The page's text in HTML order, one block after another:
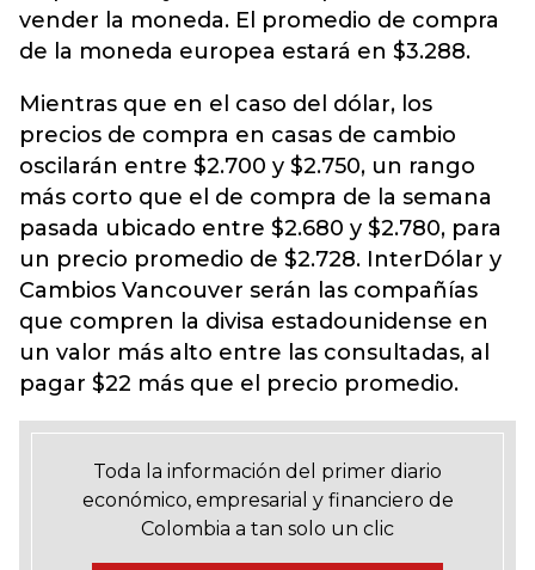
vender la moneda. El promedio de compra
de la moneda europea estará en $3.288.
Mientras que en el caso del dólar, los
precios de compra en casas de cambio
oscilarán entre $2.700 y $2.750, un rango
más corto que el de compra de la semana
pasada ubicado entre $2.680 y $2.780, para
un precio promedio de $2.728. InterDólar y
Cambios Vancouver serán las compañías
que compren la divisa estadounidense en
un valor más alto entre las consultadas, al
pagar $22 más que el precio promedio.
Toda la información del primer diario
económico, empresarial y financiero de
Colombia a tan solo un clic